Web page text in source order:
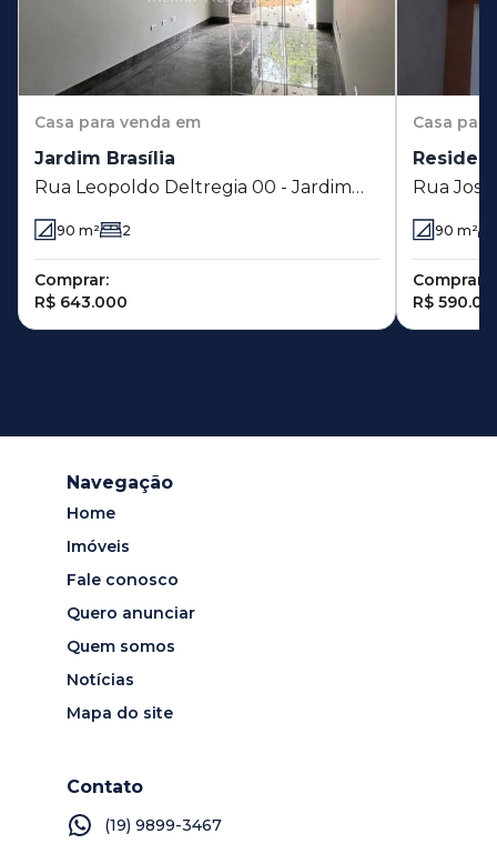
Casa para venda em
Jardim Brasília
Rua Leopoldo Deltregia 00 - Jardim
Brasília - Americana - SP
90 m² 2
Comprar:
R$ 643.000
Casa
Rua
Praia
90 m²
Comprar:
R$
Navegação
Home
Imóveis
Fale conosco
Quero anunciar
Quem somos
Notícias
Mapa do site
Contato
(19) 9899-3467